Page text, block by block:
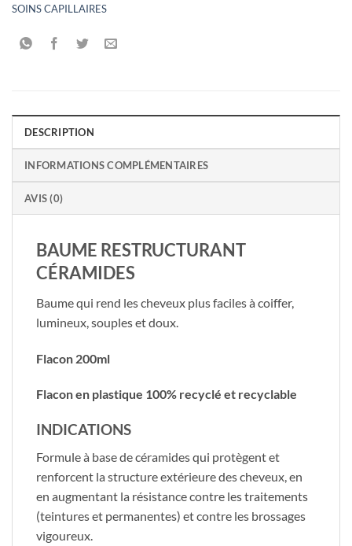
SOINS CAPILLAIRES
DESCRIPTION
INFORMATIONS COMPLÉMENTAIRES
AVIS (0)
BAUME RESTRUCTURANT
CÉRAMIDES
​Baume qui rend les cheveux plus faciles à coiffer,
lumineux, souples et doux.
Flacon 200ml
Flacon en plastique 100% recyclé et recyclable
INDICATIONS
​Formule à base de céramides qui protègent et
renforcent la structure extérieure des cheveux, en
en augmentant la résistance contre les traitements
(teintures et permanentes) et contre les brossages
vigoureux.